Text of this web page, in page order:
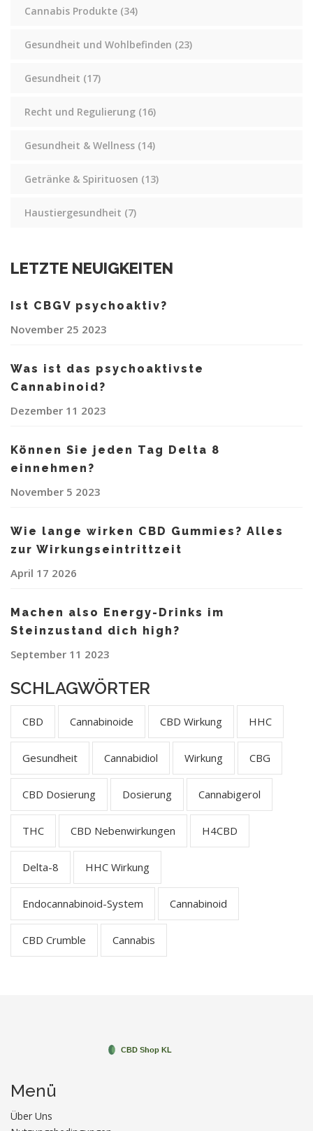
Cannabis Produkte (34)
Gesundheit und Wohlbefinden (23)
Gesundheit (17)
Recht und Regulierung (16)
Gesundheit & Wellness (14)
Getränke & Spirituosen (13)
Haustiergesundheit (7)
LETZTE NEUIGKEITEN
Ist CBGV psychoaktiv?
November 25 2023
Was ist das psychoaktivste
Cannabinoid?
Dezember 11 2023
Können Sie jeden Tag Delta 8
einnehmen?
November 5 2023
Wie lange wirken CBD Gummies? Alles
zur Wirkungseintrittzeit
April 17 2026
Machen also Energy-Drinks im
Steinzustand dich high?
September 11 2023
SCHLAGWÖRTER
CBD Cannabinoide CBD Wirkung HHC
Gesundheit Cannabidiol Wirkung CBG
CBD Dosierung Dosierung Cannabigerol
THC CBD Nebenwirkungen H4CBD
Delta-8 HHC Wirkung
Endocannabinoid-System Cannabinoid
CBD Crumble Cannabis
Menü
Über Uns